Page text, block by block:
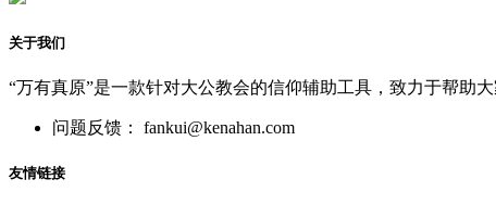
关于我们
“万有真原”是一款针对大公教会的信仰辅助工具，致力于帮助大
问题反馈： fankui@kenahan.com
友情链接